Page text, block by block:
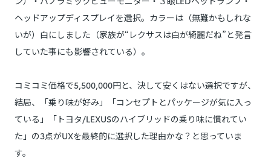
ヘッドアップディスプレイを選択。カラーは（無難かもしれな
いが）白にしました（家族が“レクサスは白が綺麗だね”と発言
していた事にも影響されている）。
コミコミ価格で5,500,000円と、決して安くはない選択ですが、
結局、「乗り味が好み」「コンセプトとパッケージが気に入っ
ている」「トヨタ/LEXUSのハイブリッドの乗り味に慣れてい
た」の3点がUXを最終的に選択した理由かな？と思っていま
す。